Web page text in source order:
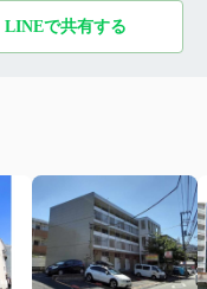
LINEで共有する